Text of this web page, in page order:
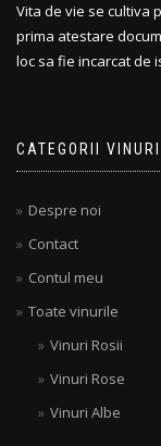
Vita de vie se cultiva
prima atestare
loc sa fie incarcat de
CATEGORII VINURI
Despre noi
Contact
Contul meu
Toate vinurile
Vinuri Rosii
Vinuri Rose
Vinuri Albe